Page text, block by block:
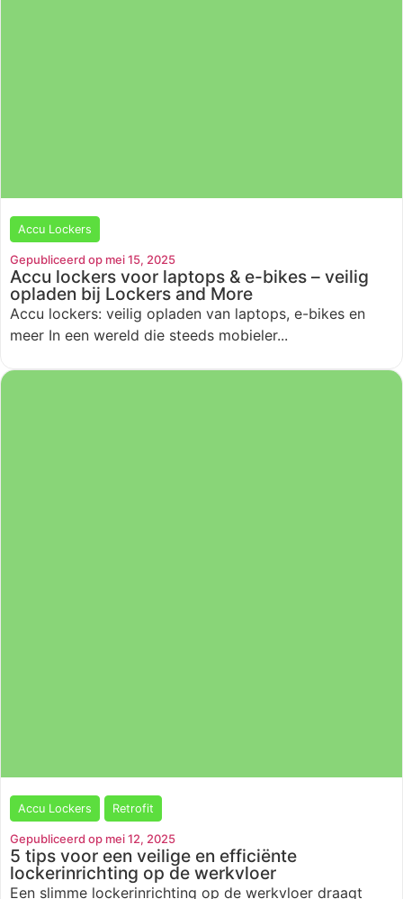
Accu Lockers
Gepubliceerd op mei 15, 2025
Accu lockers voor laptops & e-bikes – veilig
opladen bij Lockers and More
Accu lockers: veilig opladen van laptops, e-bikes en
meer In een wereld die steeds mobieler...
Accu Lockers Retrofit
Gepubliceerd op mei 12, 2025
5 tips voor een veilige en efficiënte
lockerinrichting op de werkvloer
Een slimme lockerinrichting op de werkvloer draagt